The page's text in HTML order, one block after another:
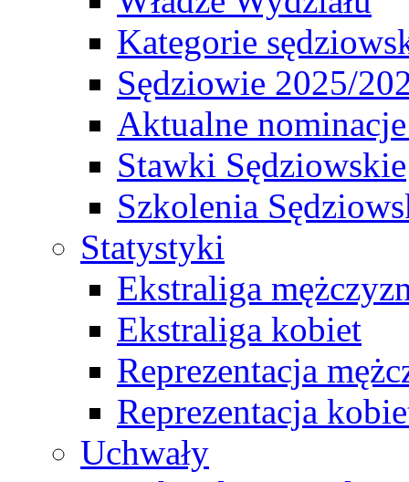
Kategorie
Sędziowie 2025/
Aktualne
Stawki Sędziowskie
Szkolenia
Statystyki
Ekstraliga
Ekstraliga kobiet
Reprezentacja
Reprezentacja
Uchwały